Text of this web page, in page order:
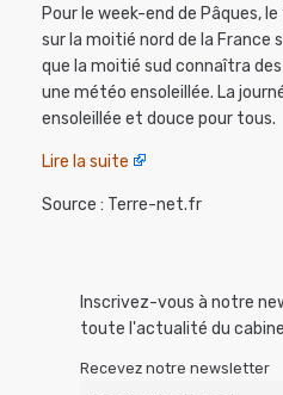
Pour le week-end de Pâques,
sur la moitié nord de la France
que la moitié sud connaîtra
une météo ensoleillée. La
ensoleillée et douce pour tous.
Lire la suite
Source : Terre-net.fr
Inscrivez-vous à notre
toute l'actualité du
Recevez notre newsletter